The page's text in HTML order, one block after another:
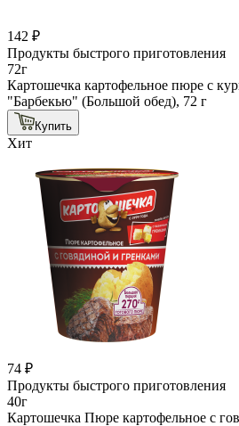
142 ₽
Продукты быстрого приготовления
72г
Картошечка картофельное пюре с
"Барбекью" (Большой обед), 72 г
Купить
Хит
74 ₽
Продукты быстрого приготовления
40г
Картошечка Пюре картофельное с